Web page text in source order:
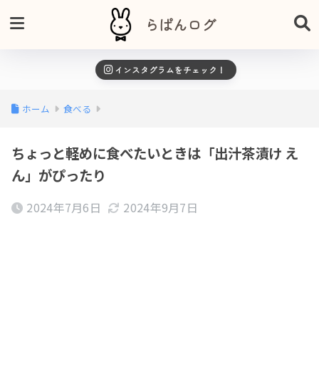
らぱんログ
インスタグラムをチェック！
ホーム 食べる
ちょっと軽めに食べたいときは「出汁茶漬け え
ん」がぴったり
2024年7月6日 2024年9月7日